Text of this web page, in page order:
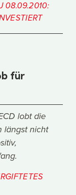
08.09.2010:
für
lobt die
längst nicht